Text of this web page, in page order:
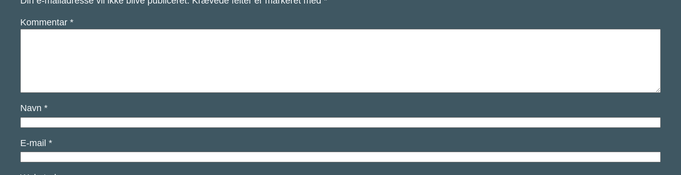
Kommentar *
Navn *
E-mail *